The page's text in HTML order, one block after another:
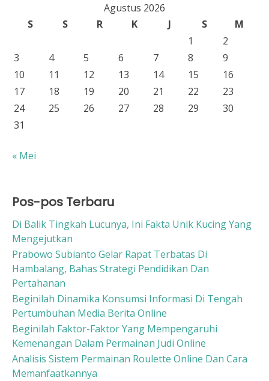
Agustus 2026
S
S R K J S
M
1
2
3
4 5 6 7 8
9
10
11 12 13 14 15
16
17
18 19 20 21 22
23
24
25 26 27 28 29
30
31
« Mei
Pos-pos Terbaru
Di Balik Tingkah Lucunya, Ini Fakta Unik Kucing Yang
Mengejutkan
Prabowo Subianto Gelar Rapat Terbatas Di
Hambalang, Bahas Strategi Pendidikan Dan
Pertahanan
Beginilah Dinamika Konsumsi Informasi Di Tengah
Pertumbuhan Media Berita Online
Beginilah Faktor-Faktor Yang Mempengaruhi
Kemenangan Dalam Permainan Judi Online
Analisis Sistem Permainan Roulette Online Dan Cara
Memanfaatkannya